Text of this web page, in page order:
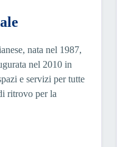
nata nel 1987,
nel 2010 in
e servizi per tutte
ritrovo per la